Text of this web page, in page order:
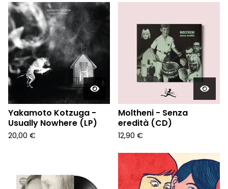
Yakamoto Kotzuga -
Usually Nowhere (LP)
20,00 €
Moltheni - Senza
eredità (CD)
12,90 €